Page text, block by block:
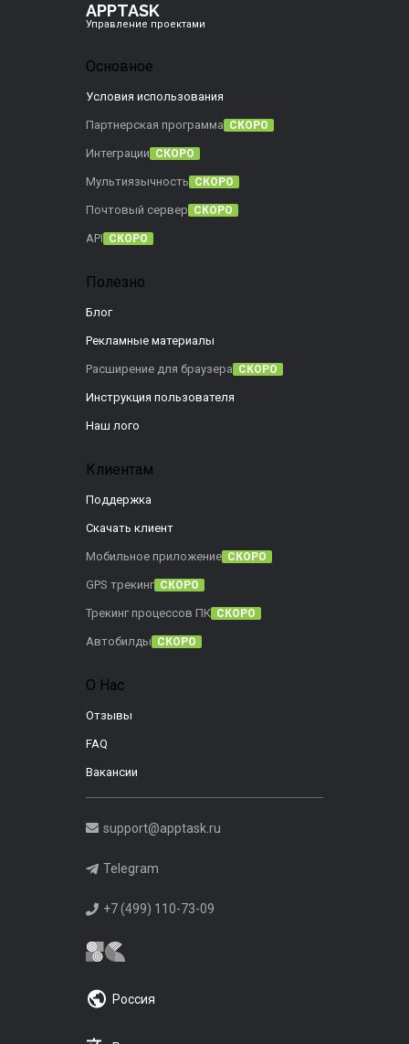
APPTASK
Управление проектами
Основное
Условия использования
Партнерская программа СКОРО
Интеграции СКОРО
Мультиязычность СКОРО
Почтовый сервер СКОРО
API СКОРО
Полезно
Блог
Рекламные материалы
Расширение для браузера СКОРО
Инструкция пользователя
Наш лого
Клиентам
Поддержка
Скачать клиент
Мобильное приложение СКОРО
GPS трекинг СКОРО
Трекинг процессов ПК СКОРО
Автобилды СКОРО
О Нас
Отзывы
FAQ
Вакансии
support@apptask.ru
Telegram
+7 (499) 110-73-09
Россия